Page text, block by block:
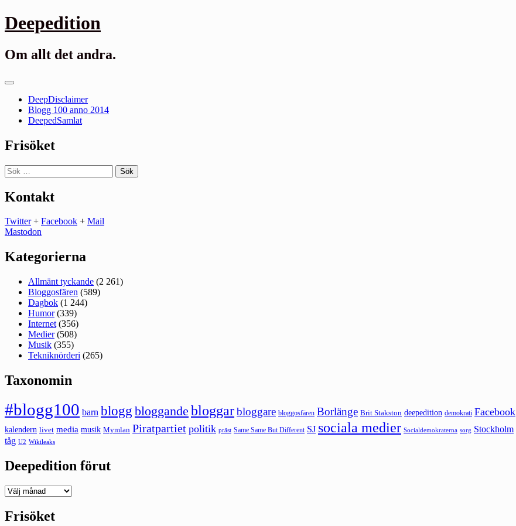
Gå
till
Deepedition
Om allt det andra.
Primär
DeepDisclaimer
Blogg 100 anno 2014
DeepedSamlat
Frisöket
Sök
efter:
Kontakt
Twitter+ Facebook + Mail
Mastodon
Kategorierna
Allmänt tyckande (2 261)
Bloggosfären (589)
Dagbok (1 244)
Humor(339)
Internet (356)
Medier(508)
Musik (355)
Tekniknörderi (265)
Taxonomin
#blogg100 barn blogg bloggande bloggarbloggare bloggosfären Borlänge Brit Stakston deepedition demokrati Facebook
kalendern livet media musik Mymlan Piratpartiet politik präst Same Same But Different SJ sociala medier Socialdemokraterna sorg Stockholm
tåg U2 Wikileaks
Deepedition förut
Deepedition
Frisöket